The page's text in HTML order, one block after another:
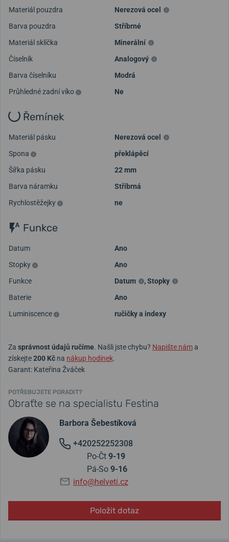
Materiál pouzdra
Nerezová ocel
Barva pouzdra
Stříbrné
Materiál sklíčka
Minerální
Číselník
Analogový
Barva číselníku
Modrá
Průhledné zadní víko
Ne
Řemínek
Materiál pásku
Nerezová ocel
Spona
překlápěcí
Šířka pásku
22 mm
Barva náramku
Stříbrná
Rychlostěžejky
ne
Funkce
Datum
Ano
Stopky
Ano
Funkce
Datum ,Stopky
Baterie
Ano
Luminiscence
ručičky a indexy
Za správnost údajů ručíme. Našli jste chybu? Napište náma
získejte200 Kč na nákup hodinek.
Garant: Kateřina Žváček
POTŘEBUJETE PORADIT?
Obraťte se na specialistu Festina
Barbora Šebestíková
+420252252308
Po-Čt 9-19
Pá-So 9-16
info@helveti.cz
Položit dotaz